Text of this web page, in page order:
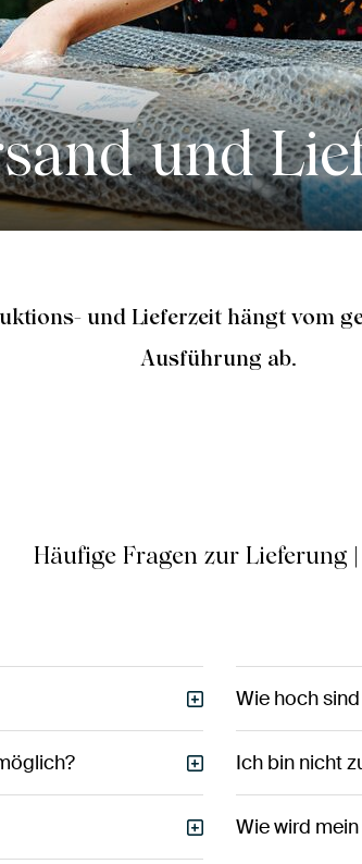
und
und Lieferzeit hängt vom
Ausführung ab.
Häufige Fragen zur Lieferung |
Wie hoch
Ich bin nicht
Wie wird